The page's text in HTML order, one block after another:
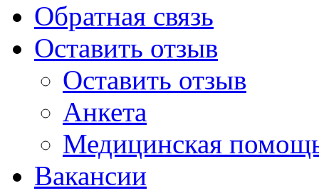
Обратная связь
Оставить отзыв
Оставить отзыв
Анкета
Медицинская
Вакансии